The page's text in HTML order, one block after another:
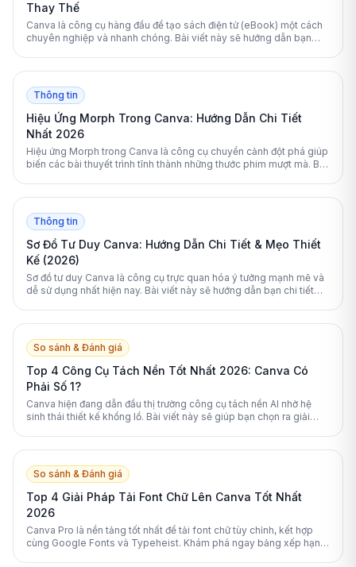
Thay Thế
Canva là công cụ hàng đầu để tạo sách điện tử (eBook) một cách
chuyên nghiệp và nhanh chóng. Bài viết này sẽ hướng dẫn bạn
Thông tin
Hiệu Ứng Morph Trong Canva: Hướng Dẫn Chi Tiết
Nhất 2026
Hiệu ứng Morph trong Canva là công cụ chuyển cảnh đột phá giúp
biến các bài thuyết trình tĩnh thành những thước phim mượt mà. Bài
Thông tin
Sơ Đồ Tư Duy Canva: Hướng Dẫn Chi Tiết & Mẹo Thiết
Kế (2026)
Sơ đồ tư duy Canva là công cụ trực quan hóa ý tưởng mạnh mẽ và
dễ sử dụng nhất hiện nay. Bài viết này sẽ hướng dẫn bạn chi tiết
So sánh & Đánh giá
Top 4 Công Cụ Tách Nền Tốt Nhất 2026: Canva Có
Phải Số 1?
Canva hiện đang dẫn đầu thị trường công cụ tách nền AI nhờ hệ
sinh thái thiết kế khổng lồ. Bài viết này sẽ giúp bạn chọn ra giải
So sánh & Đánh giá
Top 4 Giải Pháp Tải Font Chữ Lên Canva Tốt Nhất
2026
Canva Pro là nền tảng tốt nhất để tải font chữ tùy chỉnh, kết hợp
cùng Google Fonts và Typeheist. Khám phá ngay bảng xếp hạng